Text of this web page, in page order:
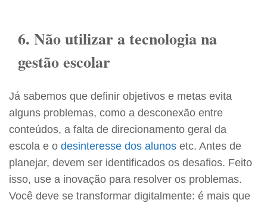
6. Não utilizar a tecnologia na
gestão escolar
Já sabemos que definir objetivos e metas evita
alguns problemas, como a desconexão entre
conteúdos, a falta de direcionamento geral da
escola e o desinteresse dos alunos etc. Antes de
planejar, devem ser identificados os desafios. Feito
isso, use a inovação para resolver os problemas.
Você deve se transformar digitalmente: é mais que